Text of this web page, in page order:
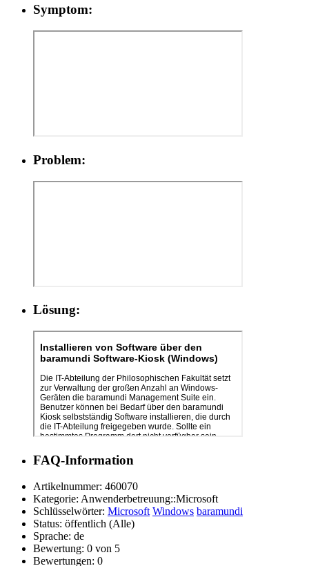
Symptom:
Problem:
Lösung:
FAQ-Information
Artikelnummer: 460070
Kategorie: Anwenderbetreuung::Microsoft
Schlüsselwörter: Microsoft Windows baramundi
Status: öffentlich (Alle)
Sprache: de
Bewertung: 0 von 5
Bewertungen: 0